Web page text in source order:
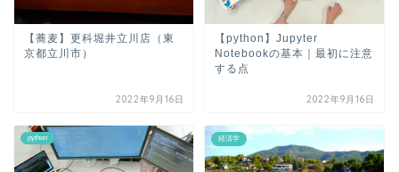
【蕎麦】更科堀井立川店（東
京都立川市）
2022年9月16日
【python】Jupyter
Notebookの基本｜最初に注意
する点
2022年9月16日
python 経済学